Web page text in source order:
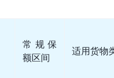
常规保
额区间
适用货物